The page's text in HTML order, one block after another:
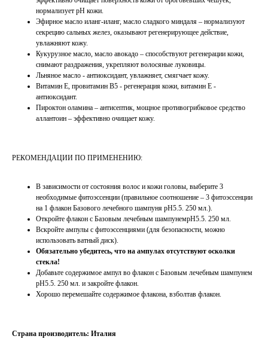
нормализует pH кожи.
Эфирное масло иланг-иланг, масло сладкого миндаля – нормализуют
секрецию сальных желез, оказывают регенерирующее действие,
увлажняют кожу.
Кукурузное масло, масло авокадо – способствуют регенерации кожи,
снимают раздражения, укрепляют волосяные луковицы.
Льняное масло - антиоксидант, увлажняет, смягчает кожу.
Витамин Е, провитамин В5 - регенерация кожи, витамин Е -
антиоксидант.
Пироктон оламина – антисептик, мощное противогрибковое средство
аллантоин – эффективно очищает кожу.
РЕКОМЕНДАЦИИ ПО ПРИМЕНЕНИЮ:
В зависимости от состояния волос и кожи головы, выберите 3
необходимые фитоэссенции (правильное соотношение – 3 фитоэссенции
на 1 флакон Базового лечебного шампуня pH5.5. 250 мл.).
Откройте флакон с Базовым лечебным шампунемpH5.5. 250 мл.
Вскройте ампулы с фитоэссенциями (для безопасности, можно
использовать ватный диск).
Обязательно убедитесь, что на ампулах отсутствуют осколки
стекла!
Добавьте содержимое ампул во флакон с Базовым лечебным шампунем
pH5.5. 250 мл. и закройте флакон.
Хорошо перемешайте содержимое флакона, взболтав флакон.
Страна производитель: Италия